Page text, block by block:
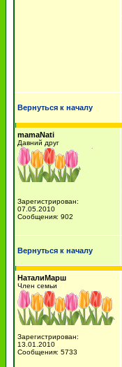
Вернуться к началу
mamaNati
Давний друг
Зарегистрирован:
07.05.2010
Сообщения: 902
Вернуться к началу
НаталиМарш
Член семьи
Зарегистрирован:
13.01.2010
Сообщения: 5733